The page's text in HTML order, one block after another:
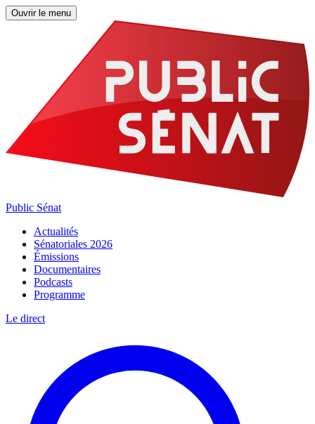
Ouvrir le menu
Public Sénat
Actualités
Sénatoriales 2026
Émissions
Documentaires
Podcasts
Programme
Le direct